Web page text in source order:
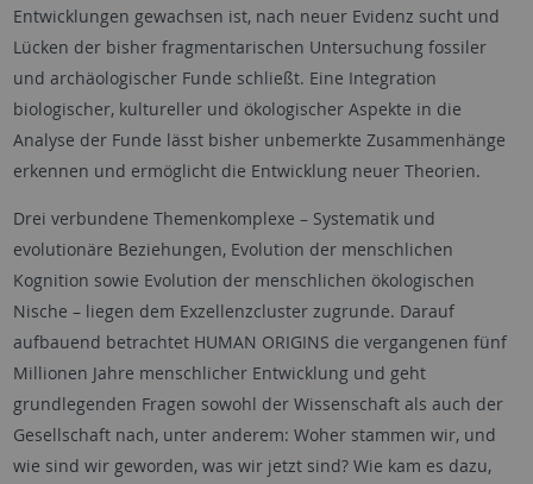
Entwicklungen gewachsen ist, nach neuer Evidenz sucht und
Lücken der bisher fragmentarischen Untersuchung fossiler
und archäologischer Funde schließt. Eine Integration
biologischer, kultureller und ökologischer Aspekte in die
Analyse der Funde lässt bisher unbemerkte Zusammenhänge
erkennen und ermöglicht die Entwicklung neuer Theorien.
Drei verbundene Themenkomplexe – Systematik und
evolutionäre Beziehungen, Evolution der menschlichen
Kognition sowie Evolution der menschlichen ökologischen
Nische – liegen dem Exzellenzcluster zugrunde. Darauf
aufbauend betrachtet HUMAN ORIGINS die vergangenen fünf
Millionen Jahre menschlicher Entwicklung und geht
grundlegenden Fragen sowohl der Wissenschaft als auch der
Gesellschaft nach, unter anderem: Woher stammen wir, und
wie sind wir geworden, was wir jetzt sind? Wie kam es dazu,